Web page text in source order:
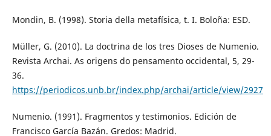
Mondin, B. (1998). Storia della metafísica, t. I. Boloña: ESD.
Müller, G. (2010). La doctrina de los tres Dioses de Numenio.
Revista Archai. As origens do pensamento occidental, 5, 29-
36.
https://periodicos.unb.br/index.php/archai/article/view/2927
Numenio. (1991). Fragmentos y testimonios. Edición de
Francisco García Bazán. Gredos: Madrid.